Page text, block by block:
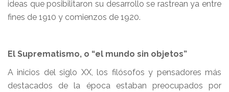
ideas que posibilitaron su desarrollo se rastrean ya entre
fines de 1910 y comienzos de 1920.
El Suprematismo, o “el mundo sin objetos”
A inicios del siglo XX, los filósofos y pensadores más
destacados de la época estaban preocupados por